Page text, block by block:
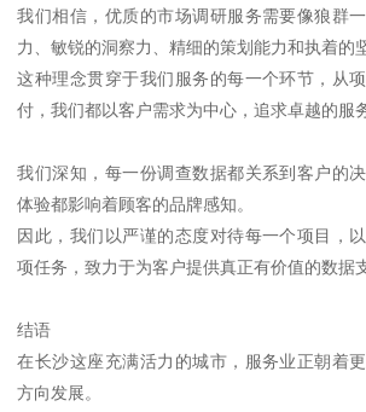
我们相信，优质的市场调研服务需要像狼群
力、敏锐的洞察力、精细的策划能力和执着的
这种理念贯穿于我们服务的每一个环节，从
付，我们都以客户需求为中心，追求卓越的服
我们深知，每一份调查数据都关系到客户的
体验都影响着顾客的品牌感知。
因此，我们以严谨的态度对待每一个项目，
项任务，致力于为客户提供真正有价值的数据
结语
在长沙这座充满活力的城市，服务业正朝着
方向发展。